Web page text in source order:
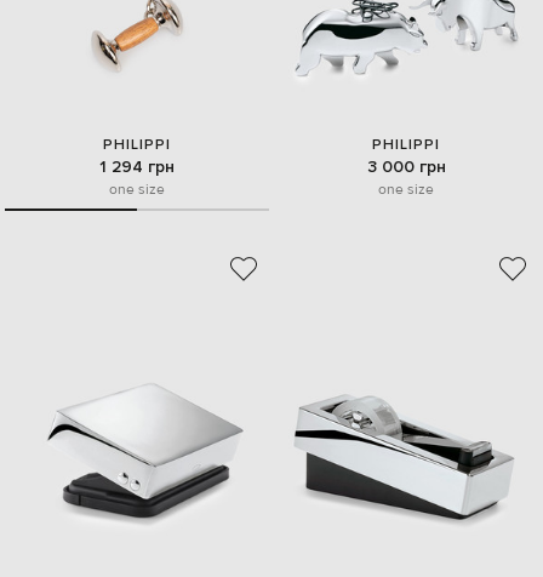
PHILIPPI
1 294 грн
one size
PHILIPPI
3 000 грн
one size